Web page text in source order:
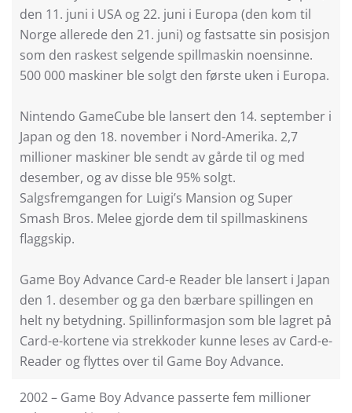
den 11. juni i USA og 22. juni i Europa (den kom til
Norge allerede den 21. juni) og fastsatte sin posisjon
som den raskest selgende spillmaskin noensinne.
500 000 maskiner ble solgt den første uken i Europa.
Nintendo GameCube ble lansert den 14. september i
Japan og den 18. november i Nord-Amerika. 2,7
millioner maskiner ble sendt av gårde til og med
desember, og av disse ble 95% solgt.
Salgsfremgangen for Luigi’s Mansion og Super
Smash Bros. Melee gjorde dem til spillmaskinens
flaggskip.
Game Boy Advance Card-e Reader ble lansert i Japan
den 1. desember og ga den bærbare spillingen en
helt ny betydning. Spillinformasjon som ble lagret på
Card-e-kortene via strekkoder kunne leses av Card-e-
Reader og flyttes over til Game Boy Advance.
2002 – Game Boy Advance passerte fem millioner